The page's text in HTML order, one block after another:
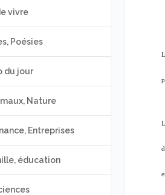
vivre
Poésies
du jour
Nature
Entreprises
éducation